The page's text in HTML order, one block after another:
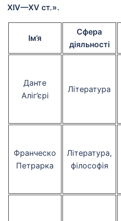
ХІV—ХV ст.».
Ім’я
Сфера
діяльності
Данте
Аліг’єрі
Література
Франческо
Петрарка
Література,
філософія